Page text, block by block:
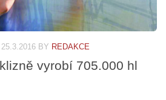
25.3.2016 BY REDAKCE
vyrobí 705.000 hl